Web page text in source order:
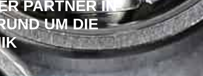
PARTNER IN
UM DIE